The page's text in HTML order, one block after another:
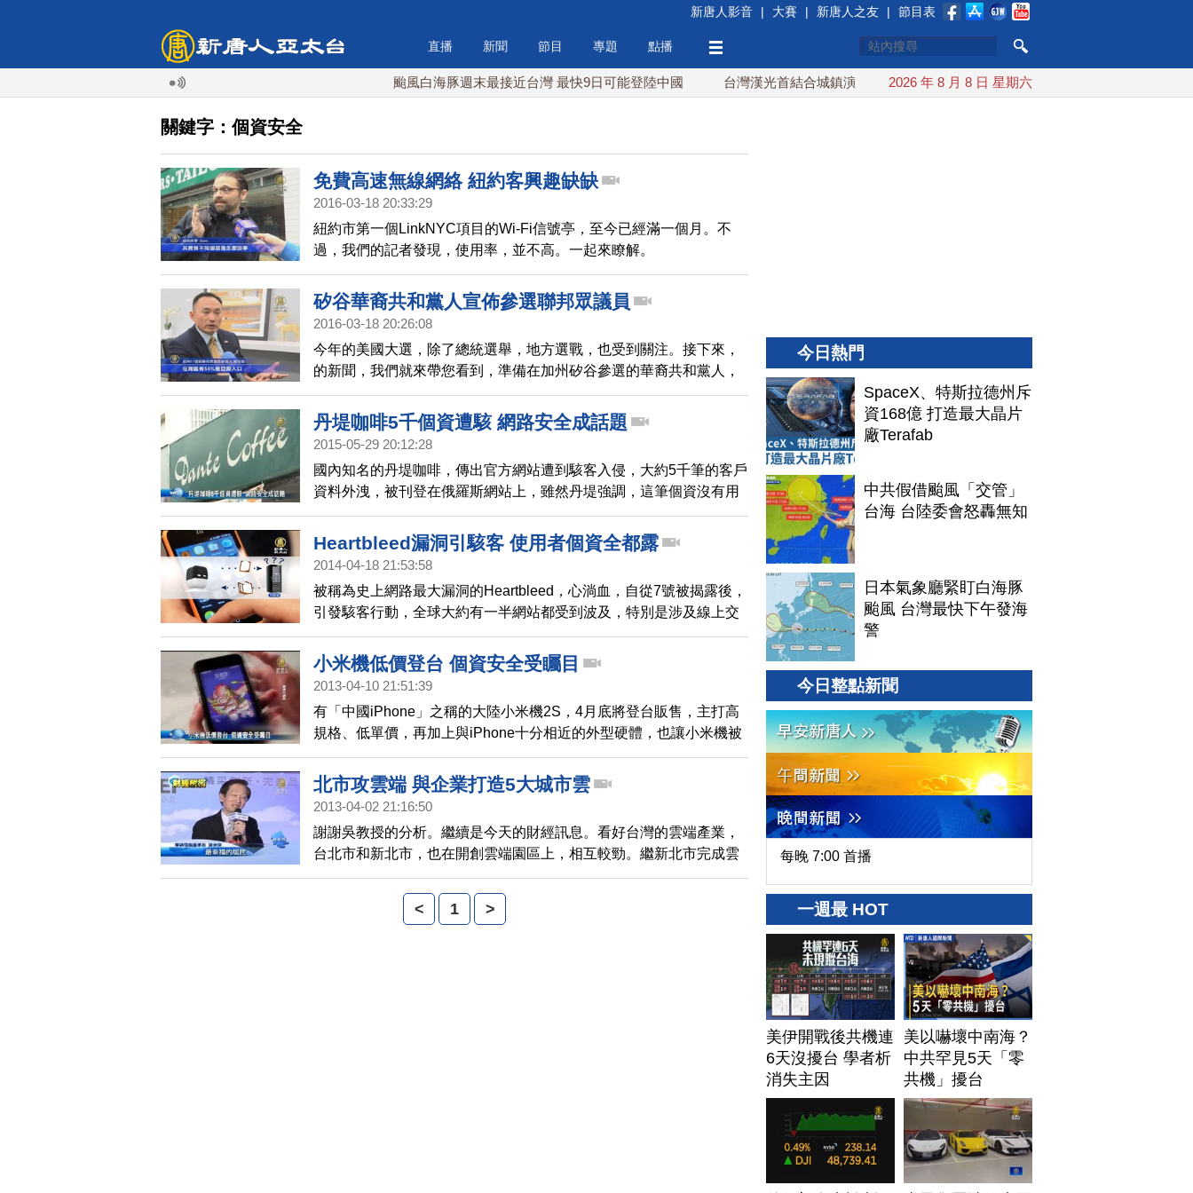
新唐人影音 | 大賽 | 新唐人之友 | 節目表
直播 新聞 節目 專題 點播
颱風白海豚週末最接近台灣 最快9日可能登陸中國 台灣漢光首結合城鎮演習 AIT連續發文讚「韌性台灣」
2026 年 8 月 8 日 星期六
關鍵字：個資安全
免費高速無線網絡 紐約客興趣缺缺
2016-03-18 20:33:29
紐約市第一個LinkNYC項目的Wi-Fi信號亭，至今已經滿一個月。不
過，我們的記者發現，使用率，並不高。一起來瞭解。
矽谷華裔共和黨人宣佈參選聯邦眾議員
2016-03-18 20:26:08
今年的美國大選，除了總統選舉，地方選戰，也受到關注。接下來，
的新聞，我們就來帶您看到，準備在加州矽谷參選的華裔共和黨人，
郭宗政。
丹堤咖啡5千個資遭駭 網路安全成話題
2015-05-29 20:12:28
國內知名的丹堤咖啡，傳出官方網站遭到駭客入侵，大約5千筆的客戶
資料外洩，被刊登在俄羅斯網站上，雖然丹堤強調，這筆個資沒有用
在電子交易，純粹用來寄送電子報，已經移除相關資訊，報警處理，
但個資的安全問題，再次成為民眾關注焦點。
Heartbleed漏洞引駭客 使用者個資全都露
2014-04-18 21:53:58
被稱為史上網路最大漏洞的Heartbleed，心淌血，自從7號被揭露後，
引發駭客行動，全球大約有一半網站都受到波及，特別是涉及線上交
易的購物網站，使用者只要上網購物、登入帳號密碼，個資恐怕將一
覽無遺。
小米機低價登台 個資安全受矚目
2013-04-10 21:51:39
有「中國iPhone」之稱的大陸小米機2S，4月底將登台販售，主打高
規格、低單價，再加上與iPhone十分相近的外型硬體，也讓小米機被
稱為iPhone山寨機，如今傾銷台灣，低單價的背後，是否隱藏個資安
全的問題？我們的分析報導。
北市攻雲端 與企業打造5大城市雲
2013-04-02 21:16:50
謝謝吳教授的分析。繼續是今天的財經訊息。看好台灣的雲端產業，
台北市和新北市，也在開創雲端園區上，相互較勁。繼新北市完成雲
端安全國際認證城市之後，今天(2日)上午，台北市長郝龍斌和華碩電
腦董事長施崇棠，也為市民專屬的城市雲舉辦啟動儀式，一口氣推出
市民、企業、健康、教育等5大雲端服務，要讓台北市成為世界雲端的
< 1 >
今日熱門
SpaceX、特斯拉德州斥
資168億 打造最大晶片
廠Terafab
中共假借颱風「交管」
台海 台陸委會怒轟無知
日本氣象廳緊盯白海豚
颱風 台灣最快下午發海
警
今日整點新聞
每晚 7:00 首播
一週最 HOT
美伊開戰後共機連
6天沒擾台 學者析
消失主因
美以嚇壞中南海？
中共罕見5天「零
共機」擾台